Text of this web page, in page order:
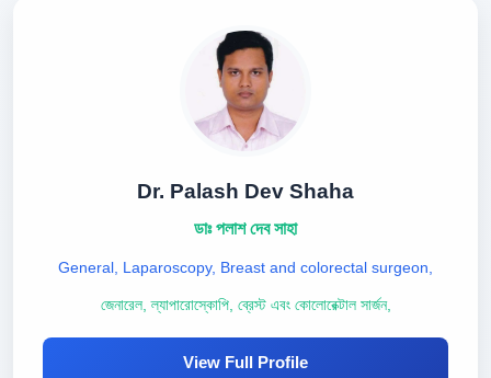
Dr. Palash Dev Shaha
ডাঃ পলাশ দেব সাহা
General, Laparoscopy, Breast and colorectal surgeon,
জেনারেল, ল্যাপারোস্কোপি, ব্রেস্ট এবং কোলোরেক্টাল সার্জন,
View Full Profile